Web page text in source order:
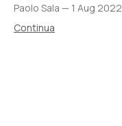
Paolo Sala — 1 Aug 2022
Continua